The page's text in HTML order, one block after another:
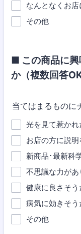
なんとなくお店
その他
■ この商品に興
か（複数回答OK
当てはまるものに
光を見て惹かれ
お店の方に説明
新商品･最新科
不思議な力があ
健康に良さそう
病気に効きそう
その他